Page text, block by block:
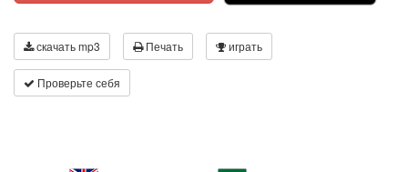
скачать mp3 Печать играть
Проверьте себя